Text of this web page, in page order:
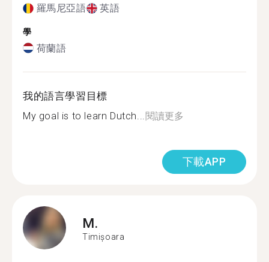
羅馬尼亞語 英語
學
荷蘭語
我的語言學習目標
My goal is to learn Dutch... 閱讀更多
下載APP
M.
Timișoara